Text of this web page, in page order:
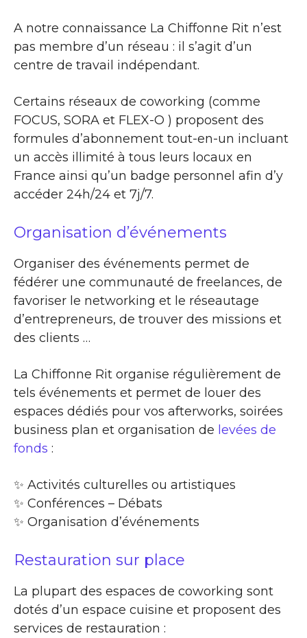
A notre connaissance La Chiffonne Rit n’est
pas membre d’un réseau : il s’agit d’un
centre de travail indépendant.
Certains réseaux de coworking (comme
FOCUS, SORA et FLEX-O ) proposent des
formules d’abonnement tout-en-un incluant
un accès illimité à tous leurs locaux en
France ainsi qu’un badge personnel afin d’y
accéder 24h/24 et 7j/7.
Organisation d’événements
Organiser des événements permet de
fédérer une communauté de freelances, de
favoriser le networking et le réseautage
d’entrepreneurs, de trouver des missions et
des clients …
La Chiffonne Rit organise régulièrement de
tels événements et permet de louer des
espaces dédiés pour vos afterworks, soirées
business plan et organisation de levées de
fonds :
✨​ Activités culturelles ou artistiques
✨​ Conférences – Débats
✨​ Organisation d’événements
Restauration sur place
La plupart des espaces de coworking sont
dotés d’un espace cuisine et proposent des
services de restauration :